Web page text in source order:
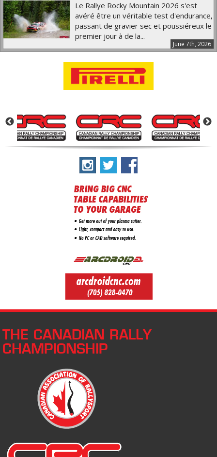
June 7th, 2026
Le Rallye Rocky Mountain 2026 s'est
avéré être un véritable test d'endurance,
passant de gravier sec et poussiéreux le
premier jour à de la...
THE CANADIAN RALLY
CHAMPIONSHIP